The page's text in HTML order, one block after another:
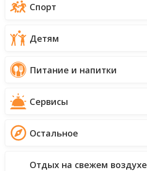
Спорт
Детям
Питание и напитки
Сервисы
Остальное
Отдых на свежем воздухе